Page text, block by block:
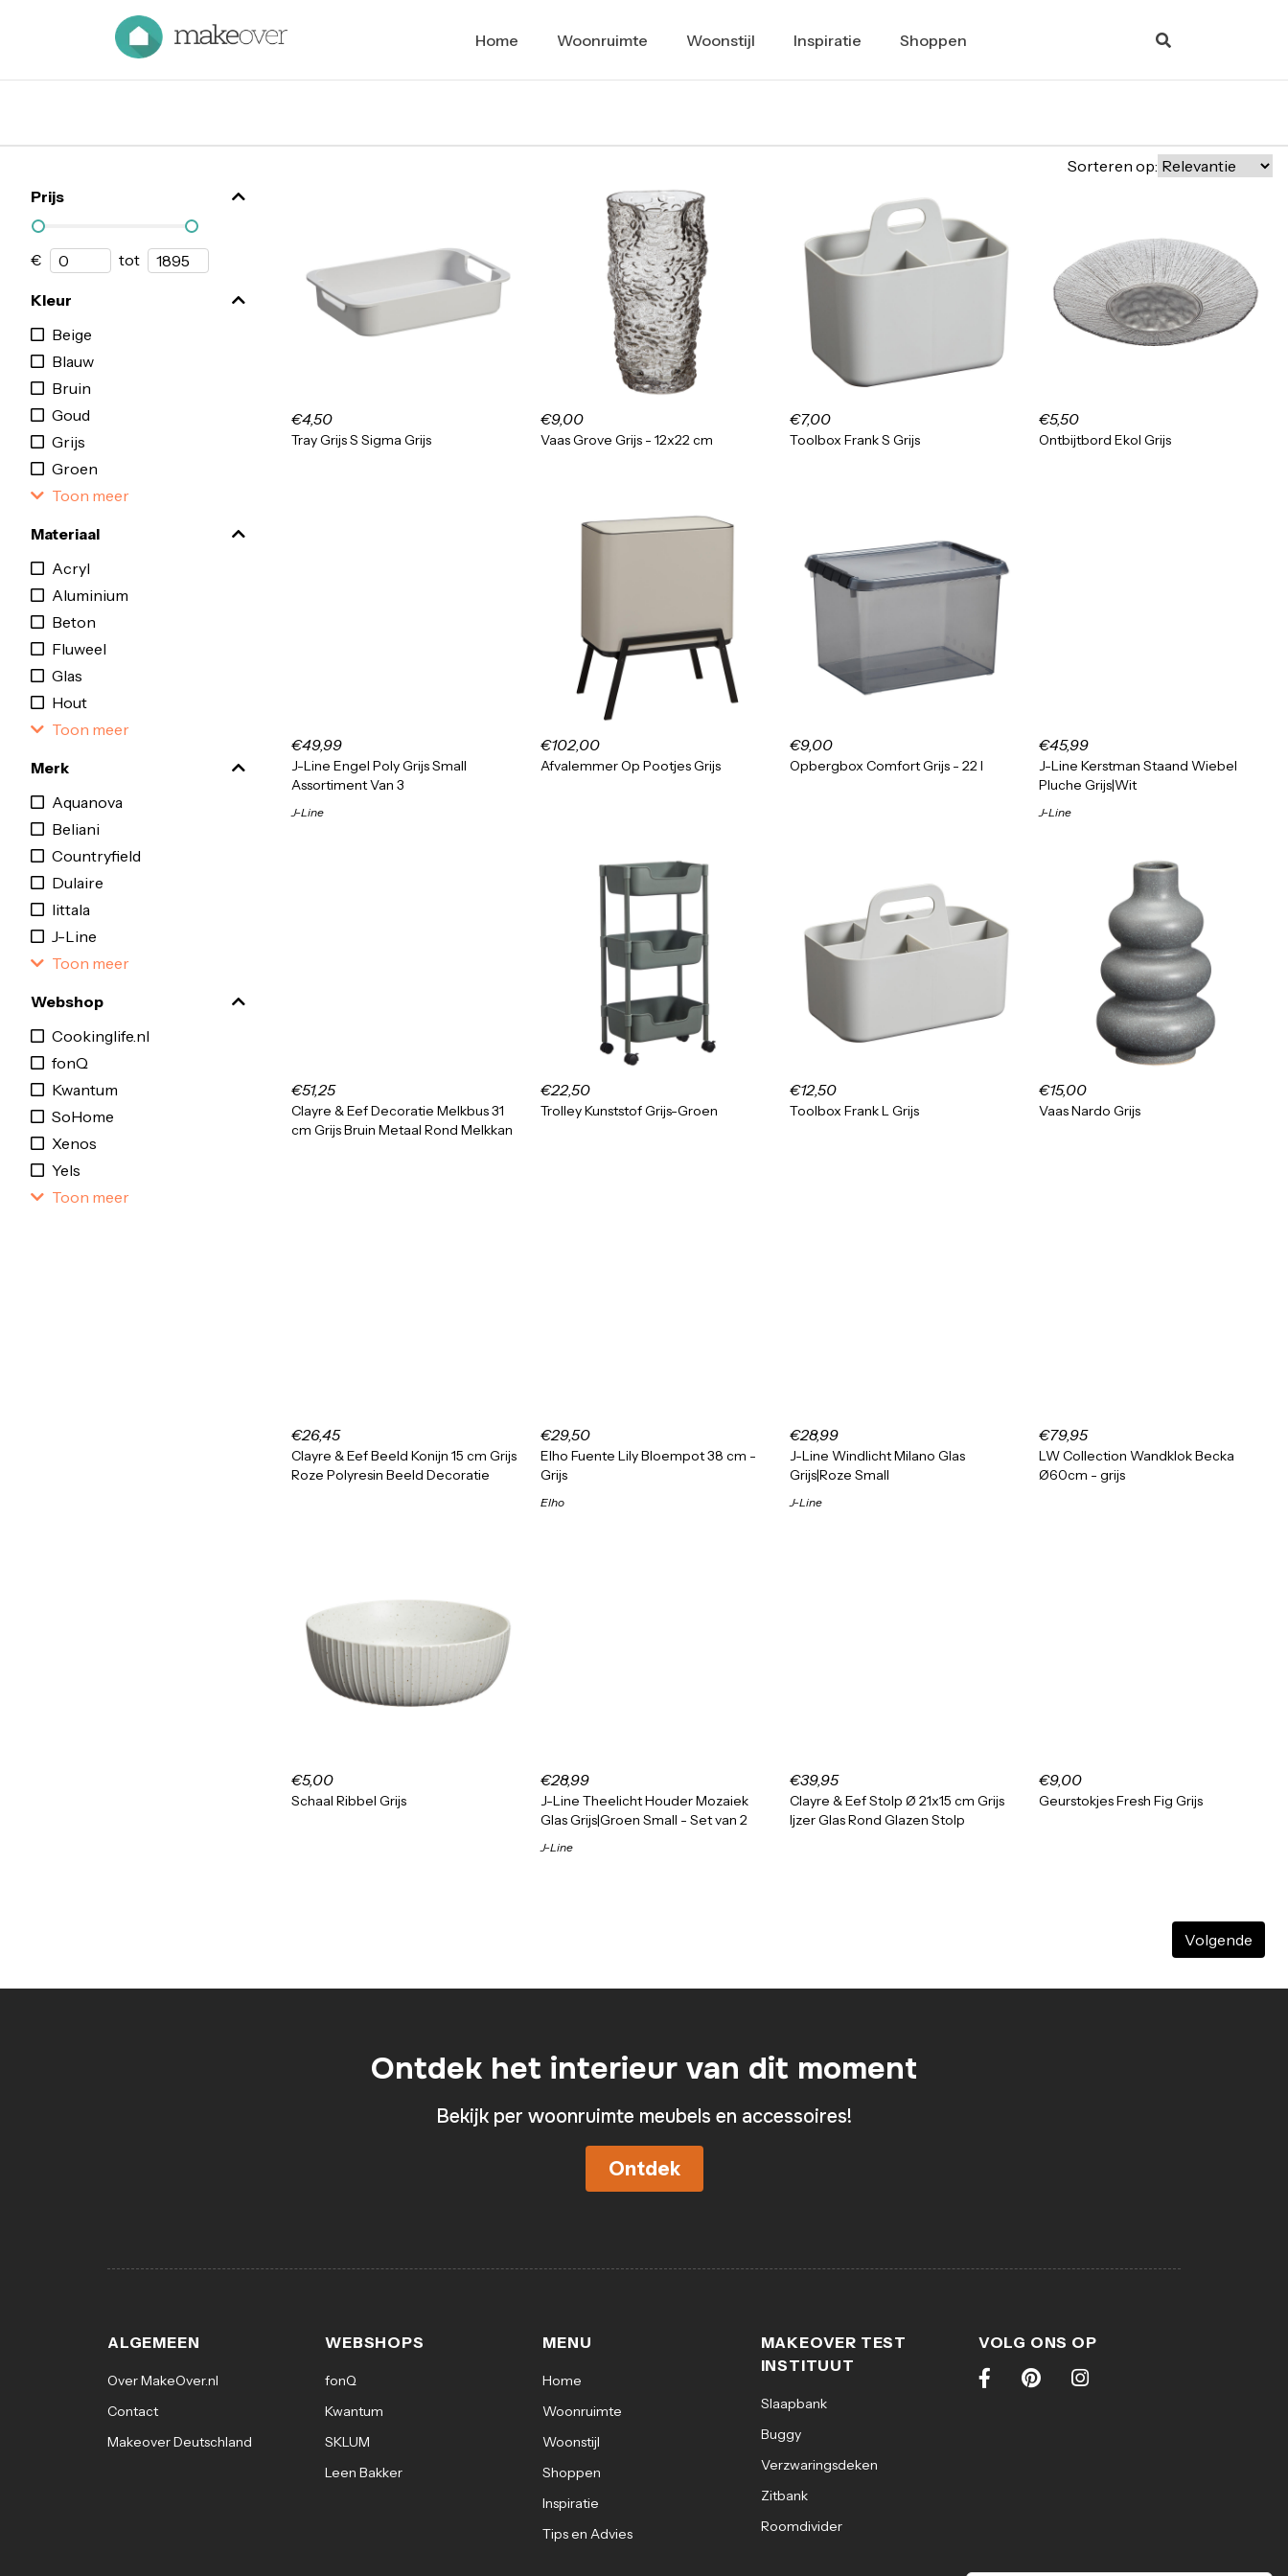
Home Woonruimte Woonstijl Inspiratie Shoppen
Prijs
€ tot
Kleur
Beige
Blauw
Bruin
Goud
Grijs
Groen
Toon meer
Materiaal
Acryl
Aluminium
Beton
Fluweel
Glas
Hout
Toon meer
Merk
Aquanova
Beliani
Countryfield
Dulaire
Iittala
J-Line
Toon meer
Webshop
Cookinglife.nl
fonQ
Kwantum
SoHome
Xenos
Yels
Toon meer
Sorteren op:
€4,50
Tray Grijs S Sigma Grijs
€9,00
Vaas Grove Grijs - 12x22 cm
€7,00
Toolbox Frank S Grijs
€5,50
Ontbijtbord Ekol Grijs
€49,99
J-Line Engel Poly Grijs Small
Assortiment Van 3
J-Line
€102,00
Afvalemmer Op Pootjes Grijs
€9,00
Opbergbox Comfort Grijs - 22 l
€45,99
J-Line Kerstman Staand Wiebel
Pluche Grijs|Wit
J-Line
€51,25
Clayre & Eef Decoratie Melkbus 31
cm Grijs Bruin Metaal Rond Melkkan
€22,50
Trolley Kunststof Grijs-Groen
€12,50
Toolbox Frank L Grijs
€15,00
Vaas Nardo Grijs
€26,45
Clayre & Eef Beeld Konijn 15 cm Grijs
Roze Polyresin Beeld Decoratie
€29,50
Elho Fuente Lily Bloempot 38 cm -
Grijs
Elho
€28,99
J-Line Windlicht Milano Glas
Grijs|Roze Small
J-Line
€79,95
LW Collection Wandklok Becka
Ø60cm - grijs
€5,00
Schaal Ribbel Grijs
€28,99
J-Line Theelicht Houder Mozaiek
Glas Grijs|Groen Small - Set van 2
J-Line
€39,95
Clayre & Eef Stolp Ø 21x15 cm Grijs
Ijzer Glas Rond Glazen Stolp
€9,00
Geurstokjes Fresh Fig Grijs
Volgende
Ontdek het interieur van dit moment
Bekijk per woonruimte meubels en accessoires!
Ontdek
ALGEMEEN
Over MakeOver.nl
Contact
Makeover Deutschland
WEBSHOPS
fonQ
Kwantum
SKLUM
Leen Bakker
MENU
Home
Woonruimte
Woonstijl
Shoppen
Inspiratie
Tips en Advies
MAKEOVER TEST
INSTITUUT
Slaapbank
Buggy
Verzwaringsdeken
Zitbank
Roomdivider
VOLG ONS OP